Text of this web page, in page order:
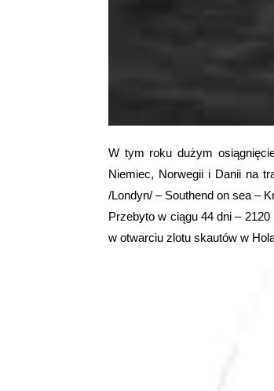
W tym roku dużym
Niemiec, Norwegii i Danii na
/Londyn/ – Southend on sea –
Przebyto w ciągu 44 dni –
w otwarciu zlotu skautów w